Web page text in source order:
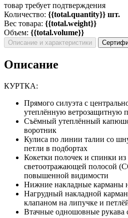
товар требует подтверждения
Количество: {{total.quantity}} шт.
Вес товара: {{total.weight}}
Объем: {{total.volume}}
Описание и характеристики
Описание
КУРТКА:
Прямого силуэта с
утеплённую ветрозащитную
Съёмный утеплённый
воротник
Кулиса по линии талии со
петли в подбортах
Кокетки полочек и спинки из
светоотражающей полосой
повышенной видимости
Нижние накладные карманы
Нагрудный накладной
клапаном на липучке и
Втачные одношовные рукава